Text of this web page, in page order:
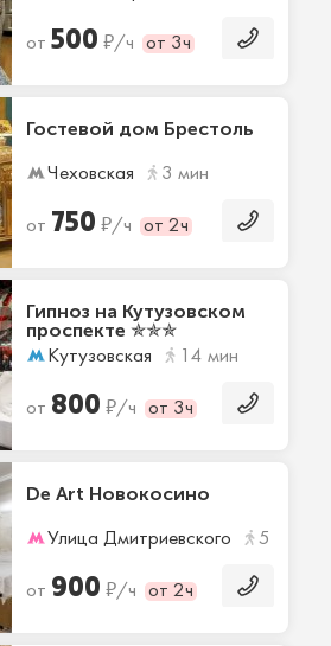
от 500 ₽/ч от 3ч
Гостевой дом Брестоль
Чеховская 3 мин
от 750 ₽/ч от 2ч
Гипноз на Кутузовском
проспекте ✯✯✯
Кутузовская 14 мин
от 800 ₽/ч от 3ч
De Art Новокосино
Улица Дмитриевского 5 мин
от 900 ₽/ч от 2ч